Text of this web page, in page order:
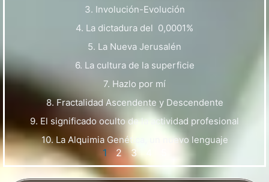
3. Involución-Evolución
4. La dictadura del 0,0001%
5. La Nueva Jerusalén
6. La cultura de la superficie
7. Hazlo por mí
8. Fractalidad Ascendente y Descendente
9. El significado oculto de la actividad profesional
10. La Alquimia Genética, un nuevo lenguaje
1 2 3